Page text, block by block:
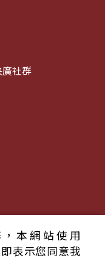
廣社群
版權所有
本網站使用
表示您同意我